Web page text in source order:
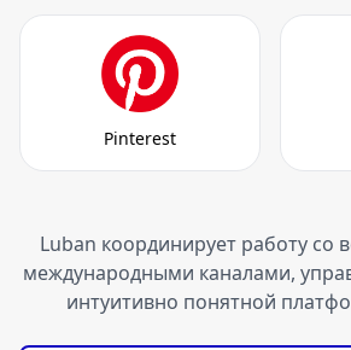
Pinterest
Luban координирует работу со
международными каналами,
интуитивно понятной